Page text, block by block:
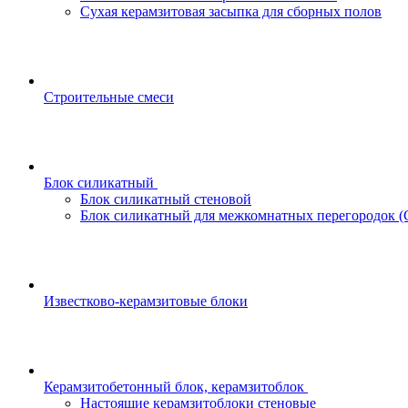
Сухая керамзитовая засыпка для сборных полов
Строительные смеси
Блок силикатный
Блок силикатный стеновой
Блок силикатный для межкомнатных перегородок
Известково-керамзитовые блоки
Керамзитобетонный блок, керамзитоблок
Настоящие керамзитоблоки стеновые